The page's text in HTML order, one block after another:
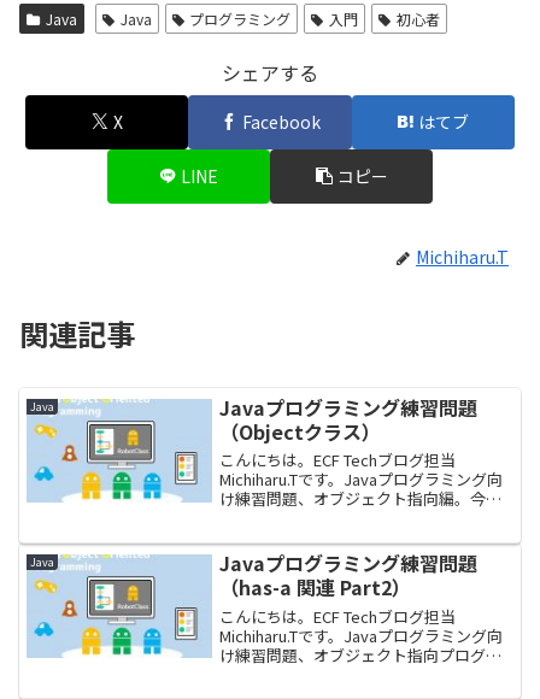
Java Java プログラミング 入門 初心者
シェアする
X Facebook はてブ
LINE コピー
Michiharu.T
関連記事
Java
Javaプログラミング練習問題
（Objectクラス）
こんにちは。ECF Techブログ担当
Michiharu.Tです。Javaプログラミング向
け練習問題、オブジェクト指向編。今回
ス」に位置づけられる大変重要...
Java
Javaプログラミング練習問題
（has-a 関連 Part2）
こんにちは。ECF Techブログ担当
Michiharu.Tです。Javaプログラミング向
け練習問題、オブジェクト指向プログラ